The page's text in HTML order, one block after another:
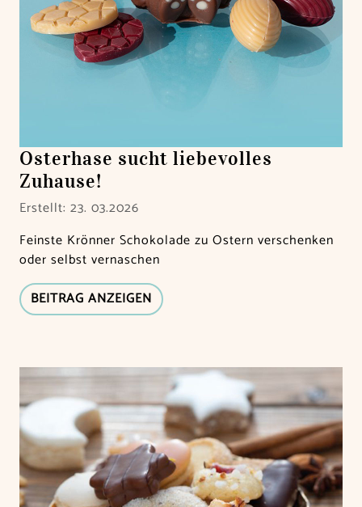
Osterhase sucht liebevolles
Zuhause!
Erstellt: 23. 03.2026
Feinste Krönner Schokolade zu Ostern verschenken
oder selbst vernaschen
BEITRAG ANZEIGEN